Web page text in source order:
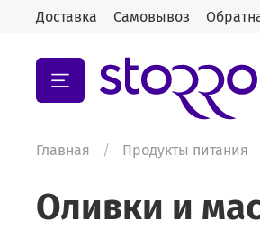
Доставка Самовывоз
Главная Продукты питания
Оливки и